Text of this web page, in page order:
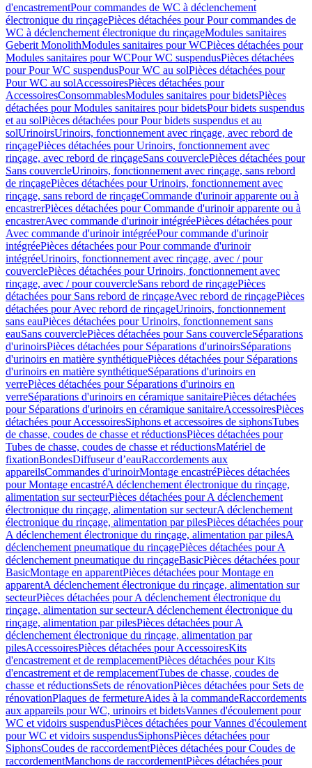
d'encastrementPour commandes de WC à déclenchement
électronique du rinçagePièces détachées pour Pour commandes de
WC à déclenchement électronique du rinçageModules sanitaires
Geberit MonolithModules sanitaires pour WCPièces détachées pour
Modules sanitaires pour WCPour WC suspendusPièces détachées
pour Pour WC suspendusPour WC au solPièces détachées pour
Pour WC au solAccessoiresPièces détachées pour
AccessoiresConsommablesModules sanitaires pour bidetsPièces
détachées pour Modules sanitaires pour bidetsPour bidets suspendus
et au solPièces détachées pour Pour bidets suspendus et au
solUrinoirsUrinoirs, fonctionnement avec rinçage, avec rebord de
rinçagePièces détachées pour Urinoirs, fonctionnement avec
rinçage, avec rebord de rinçageSans couverclePièces détachées pour
Sans couvercleUrinoirs, fonctionnement avec rinçage, sans rebord
de rinçagePièces détachées pour Urinoirs, fonctionnement avec
rinçage, sans rebord de rinçageCommande d'urinoir apparente ou à
encastrerPièces détachées pour Commande d'urinoir apparente ou à
encastrerAvec commande d'urinoir intégréePièces détachées pour
Avec commande d'urinoir intégréePour commande d'urinoir
intégréePièces détachées pour Pour commande d'urinoir
intégréeUrinoirs, fonctionnement avec rinçage, avec / pour
couverclePièces détachées pour Urinoirs, fonctionnement avec
rinçage, avec / pour couvercleSans rebord de rinçagePièces
détachées pour Sans rebord de rinçageAvec rebord de rinçagePièces
détachées pour Avec rebord de rinçageUrinoirs, fonctionnement
sans eauPièces détachées pour Urinoirs, fonctionnement sans
eauSans couverclePièces détachées pour Sans couvercleSéparations
d'urinoirsPièces détachées pour Séparations d'urinoirsSéparations
d'urinoirs en matière synthétiquePièces détachées pour Séparations
d'urinoirs en matière synthétiqueSéparations d'urinoirs en
verrePièces détachées pour Séparations d'urinoirs en
verreSéparations d'urinoirs en céramique sanitairePièces détachées
pour Séparations d'urinoirs en céramique sanitaireAccessoiresPièces
détachées pour AccessoiresSiphons et accessoires de siphonsTubes
de chasse, coudes de chasse et réductionsPièces détachées pour
Tubes de chasse, coudes de chasse et réductionsMatériel de
fixationBondesDiffuseur d’eauRaccordements aux
appareilsCommandes d'urinoirMontage encastréPièces détachées
pour Montage encastréA déclenchement électronique du rinçage,
alimentation sur secteurPièces détachées pour A déclenchement
électronique du rinçage, alimentation sur secteurA déclenchement
électronique du rinçage, alimentation par pilesPièces détachées pour
A déclenchement électronique du rinçage, alimentation par pilesA
déclenchement pneumatique du rinçagePièces détachées pour A
déclenchement pneumatique du rinçageBasicPièces détachées pour
BasicMontage en apparentPièces détachées pour Montage en
apparentA déclenchement électronique du rinçage, alimentation sur
secteurPièces détachées pour A déclenchement électronique du
rinçage, alimentation sur secteurA déclenchement électronique du
rinçage, alimentation par pilesPièces détachées pour A
déclenchement électronique du rinçage, alimentation par
pilesAccessoiresPièces détachées pour AccessoiresKits
d'encastrement et de remplacementPièces détachées pour Kits
d'encastrement et de remplacementTubes de chasse, coudes de
chasse et réductionsSets de rénovationPièces détachées pour Sets de
rénovationPlaques de fermetureAides à la commandeRaccordements
aux appareils pour WC, urinoirs et bidetsVannes d'écoulement pour
WC et vidoirs suspendusPièces détachées pour Vannes d'écoulement
pour WC et vidoirs suspendusSiphonsPièces détachées pour
SiphonsCoudes de raccordementPièces détachées pour Coudes de
raccordementManchons de raccordementPièces détachées pour